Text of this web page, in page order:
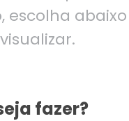
escolha
fazer?